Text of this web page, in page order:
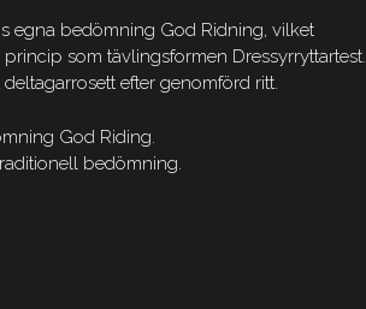
egna bedömning God Ridning, vilket
som tävlingsformen Dressyrryttartest.
efter genomförd ritt.
God Riding.
bedömning.